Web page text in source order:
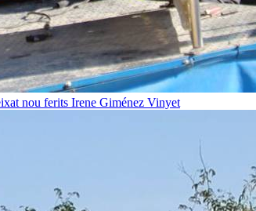
nou ferits Irene Giménez Vinyet